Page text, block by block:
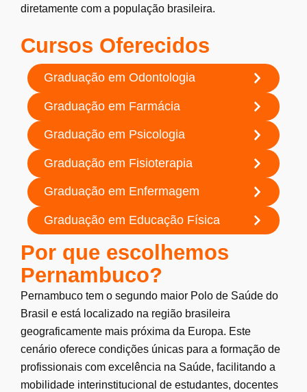
diretamente com a população brasileira.
Cursos Oferecidos
Graduação em Odontologia
Graduação em Farmácia
Graduação em Psicologia
Graduação em Fisioterapia
Graduação em Enfermagem
Graduação em Educação Física
Por que escolhemos
Pernambuco?
Pernambuco tem o segundo maior Polo de Saúde do
Brasil e está localizado na região brasileira
geograficamente mais próxima da Europa. Este
cenário oferece condições únicas para a formação de
profissionais com excelência na Saúde, facilitando a
mobilidade interinstitucional de estudantes, docentes